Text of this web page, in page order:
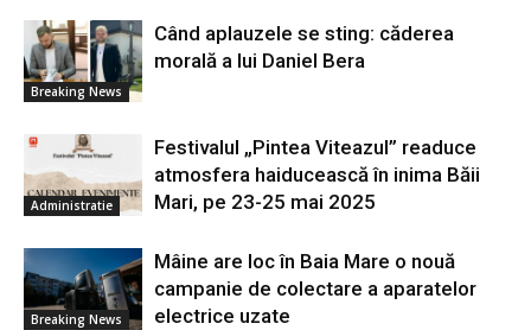
Breaking News
Când aplauzele se sting: căderea
morală a lui Daniel Bera
Administratie
Festivalul „Pintea Viteazul” readuce
atmosfera haiducească în inima Băii
Mari, pe 23-25 mai 2025
Breaking News
Mâine are loc în Baia Mare o nouă
campanie de colectare a aparatelor
electrice uzate